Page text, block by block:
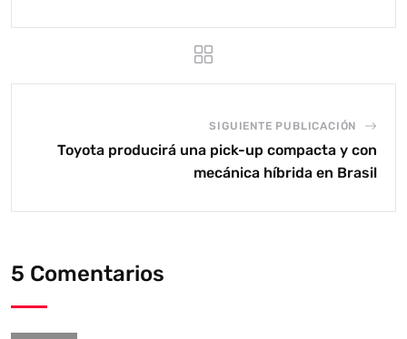
SIGUIENTE PUBLICACIÓN
Toyota producirá una pick-up compacta y con
mecánica híbrida en Brasil
5 Comentarios